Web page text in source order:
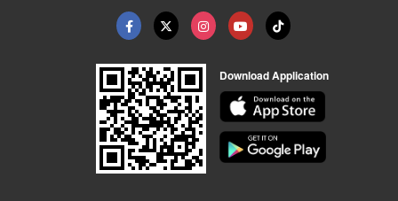
Download Application